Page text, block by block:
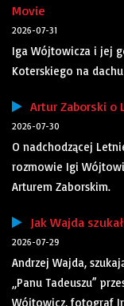
Movie
2026-07-31
Iga Wójtowicza i jej
Koterskiego na dachu
Artur Zaborski o
2026-07-30
O nadchodzącej
rozmowie Igi
Arturem Zaborskim.
Jak Wajda
2026-07-29
Andrzej Wajda,
„Panu Tadeuszu”
Wójtowicz, fotograf